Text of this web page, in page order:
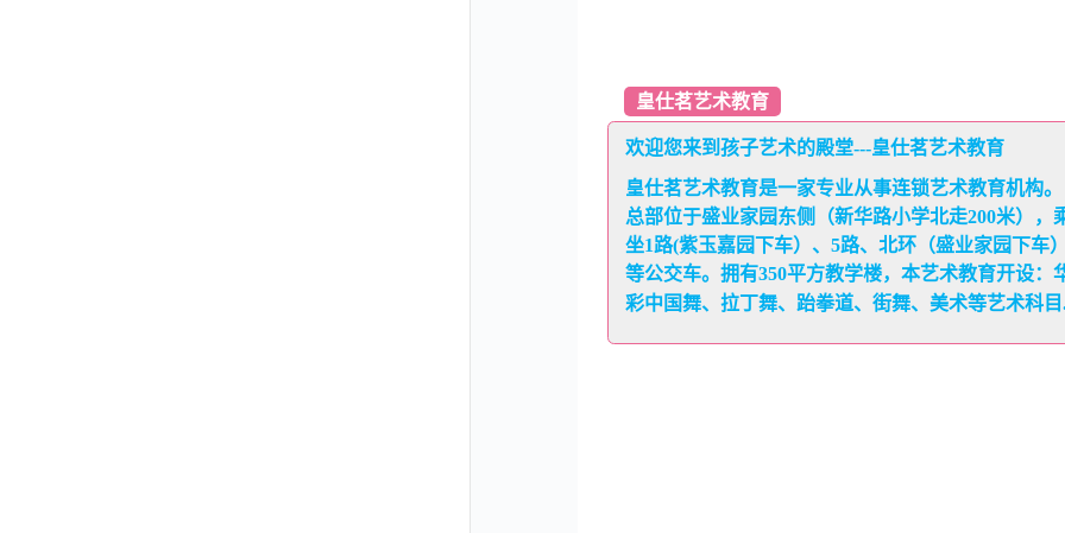
皇仕茗艺术教育
欢迎您来到孩子艺术的殿堂---皇仕茗艺术教育
皇仕茗艺术教育是一家专业从事连锁艺术教育机构。
总部位于盛业家园东侧（新华路小学北走200米），
坐1路(紫玉嘉园下车）、5路、北环（盛业家园下车
等公交车。拥有350平方教学楼，本艺术教育开设：
彩中国舞、拉丁舞、跆拳道、街舞、美术等艺术科目